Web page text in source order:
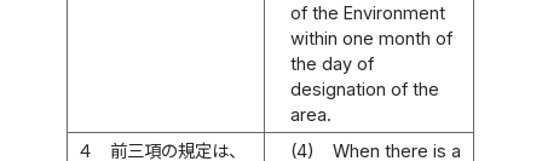
of the Environment
within one month of
the day of
designation of the
area.
４
前三項の規定は、
(4)
When there is a